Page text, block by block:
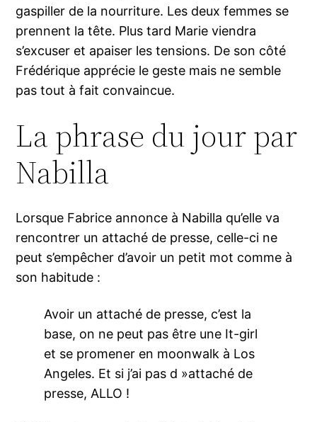
gaspiller de la nourriture. Les deux femmes se
prennent la tête. Plus tard Marie viendra
s’excuser et apaiser les tensions. De son côté
Frédérique apprécie le geste mais ne semble
pas tout à fait convaincue.
La phrase du jour par
Nabilla
Lorsque Fabrice annonce à Nabilla qu’elle va
rencontrer un attaché de presse, celle-ci ne
peut s’empêcher d’avoir un petit mot comme à
son habitude :
Avoir un attaché de presse, c’est la
base, on ne peut pas être une It-girl
et se promener en moonwalk à Los
Angeles. Et si j’ai pas d »attaché de
presse, ALLO !